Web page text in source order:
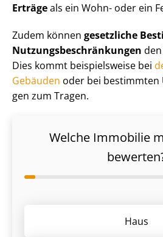
Erträgeals ein Wohn- oder ein
Zudem können gesetzliche
Nut­zungs­be­schrän­kun­gen
Dies kommt beispielsweise bei
Gebäuden oder bei
gen zum Tragen.
Welche Immobilie
Haus